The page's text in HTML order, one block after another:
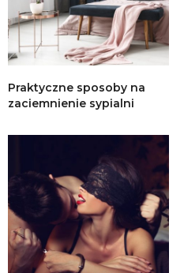
Praktyczne sposoby na
zaciemnienie sypialni